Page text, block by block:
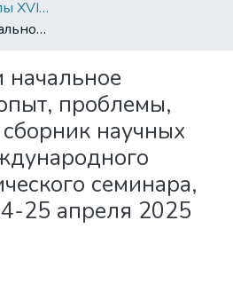
2025 год, материалы XVI Международного научно-практического семинара
Дошкольное и начальное образование: опыт, проблемы, перспективы : сборник научных статей XVI Международного научно-практического семинара, Барановичи, 24-25 апреля 2025 года
проблемы,
научных
семинара,
25 апреля 2025